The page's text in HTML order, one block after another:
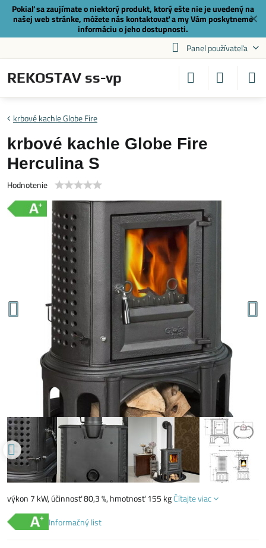
✕
Pokiaľ sa zaujímate o niektorý produkt, ktorý ešte nie je uvedený na
našej web stránke, môžete nás kontaktovaťa my Vám poskytneme
informáciu o jeho dostupnosti.
Panel používateľa
REKOSTAV ss-vp
krbové kachle Globe Fire
krbové kachle Globe Fire
Herculina S
Hodnotenie
výkon 7 kW, účinnosť 80,3 %, hmotnosť 155 kgČítajte viac
Informačný list